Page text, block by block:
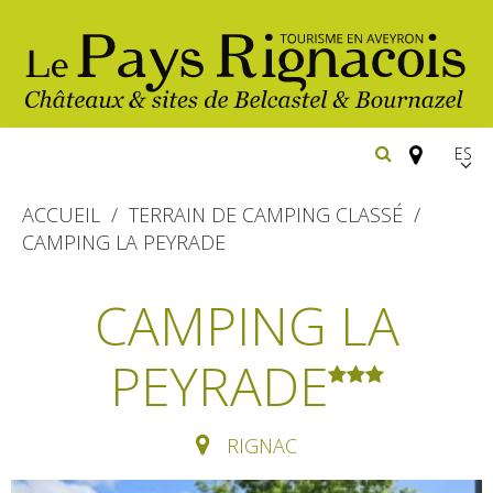
imprescindibles
Bournazel: pueblo y castillo
naturales
Senderismo
Cicloturismo
Hoteles y centros
de vacaciones
Restaurantes
ACCUEIL
TERRAIN DE CAMPING CLASSÉ
CAMPING LA PEYRADE
CAMPING LA
PEYRADE
RIGNAC